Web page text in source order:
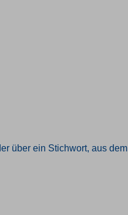
über ein Stichwort, aus dem